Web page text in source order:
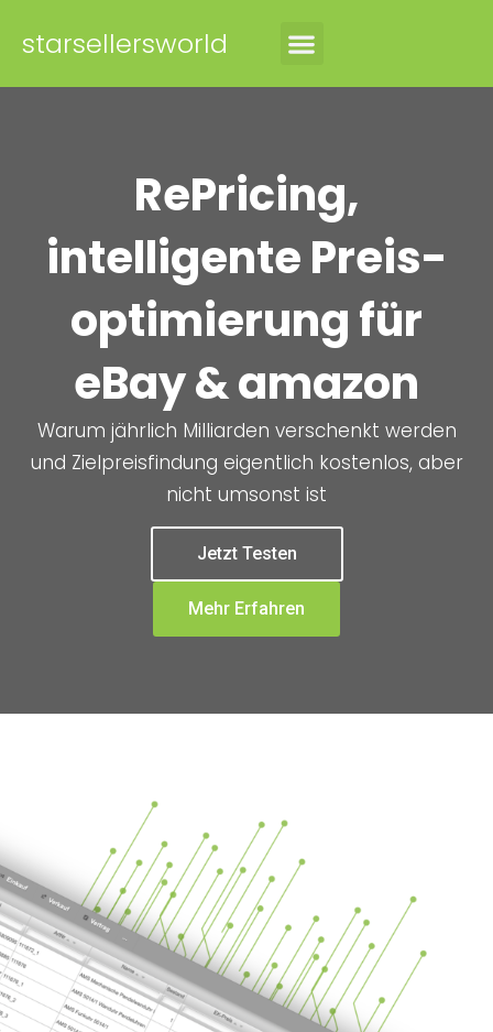
starsellersworld
RePricing,
intelligente Preis-
optimierung für
eBay & amazon
Warum jährlich Milliarden verschenkt werden
und Zielpreisfindung eigentlich kostenlos, aber
nicht umsonst ist
Jetzt Testen
Mehr Erfahren